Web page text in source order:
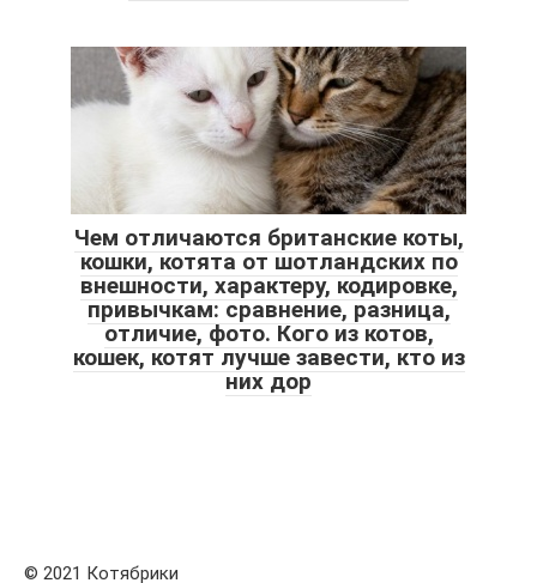
Чем отличаются британские коты,
кошки, котята от шотландских по
внешности, характеру, кодировке,
привычкам: сравнение, разница,
отличие, фото. Кого из котов,
кошек, котят лучше завести, кто из
них дор
© 2021 Котябрики